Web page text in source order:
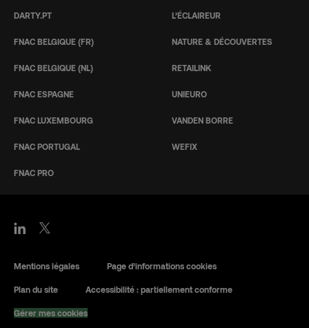
DARTY.PT
FNAC BELGIQUE (FR)
FNAC BELGIQUE (NL)
FNAC ESPAGNE
FNAC LUXEMBOURG
FNAC PORTUGAL
FNAC PRO
L’ÉCLAIREUR
NATURE & DÉCOUVERTES
RETAILINK
UNIEURO
VANDEN BORRE
WEFIX
Mentions légales Page d’informations cookies
Plan du site Accessibilité : partiellement conforme
Gérer mes cookies